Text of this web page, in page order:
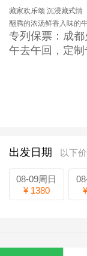
藏家欢乐颂 沉浸藏式情
翻腾的浓汤鲜香入味的
专列保票：成
午去午回，定
出发日期 以下
08-09周日
¥ 1380